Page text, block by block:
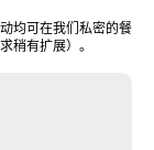
均可在我们私密的餐
稍有扩展）。